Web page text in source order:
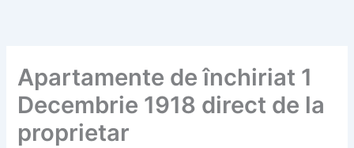
Apartamente de închiriat 1
Decembrie 1918 direct de la
proprietar